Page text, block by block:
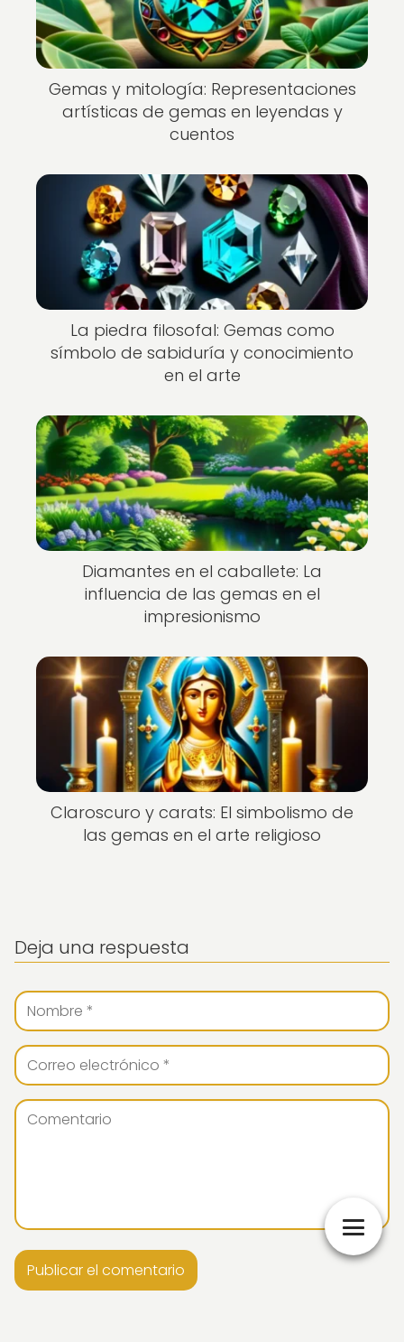
Gemas y mitología: Representaciones
artísticas de gemas en leyendas y
cuentos
La piedra filosofal: Gemas como
símbolo de sabiduría y conocimiento
en el arte
Diamantes en el caballete: La
influencia de las gemas en el
impresionismo
Claroscuro y carats: El simbolismo de
las gemas en el arte religioso
Deja una respuesta